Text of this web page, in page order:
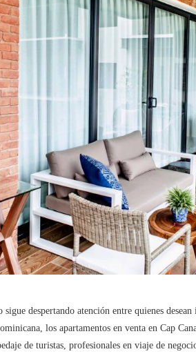
despertando atención entre quienes
los apartamentos en venta en Cap
de turistas, profesionales en viaje de